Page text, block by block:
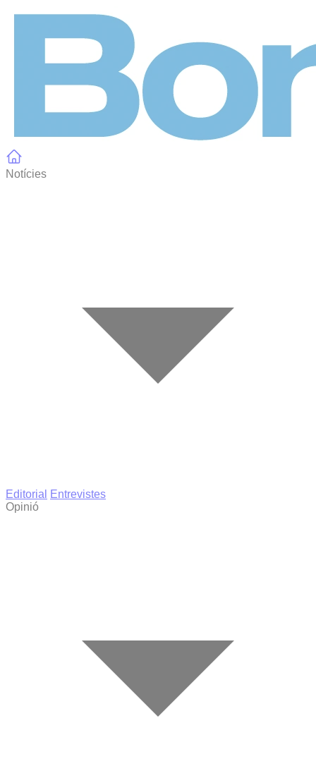
Notícies
Editorial
Entrevistes
Opinió